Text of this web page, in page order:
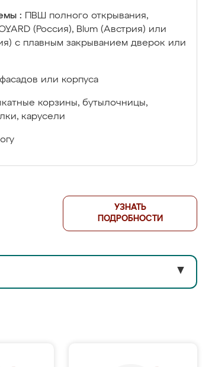
:
ПВШ полного открывания,
(Россия), Blum (Австрия) или
с плавным закрыванием дверок или
или корпуса
корзины, бутылочницы,
карусели
УЗНАТЬ
ПОДРОБНОСТИ
▼